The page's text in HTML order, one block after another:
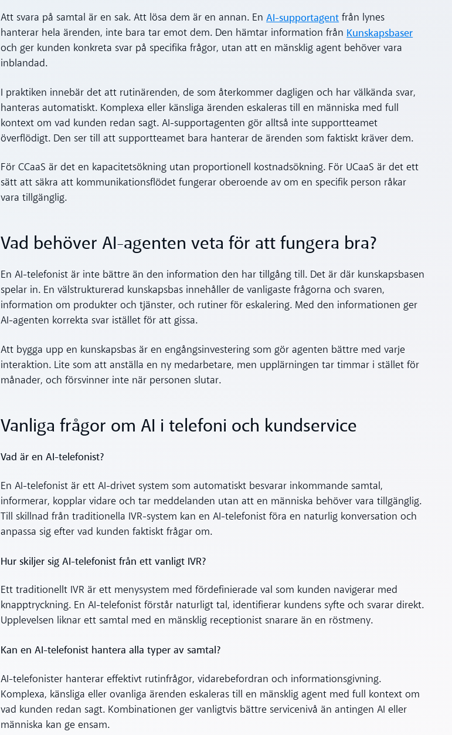
Att svara på samtal är en sak. Att lösa dem är en annan. EnAI-supportagent från lynes
hanterar hela ärenden, inte bara tar emot dem. Den hämtar information från Kunskapsbaser
och ger kunden konkreta svar på specifika frågor, utan att en mänsklig agent behöver vara
inblandad.
I praktiken innebär det att rutinärenden, de som återkommer dagligen och har välkända svar,
hanteras automatiskt. Komplexa eller känsliga ärenden eskaleras till en människa med full
kontext om vad kunden redan sagt. AI-supportagenten gör alltså inte supportteamet
överflödigt. Den ser till att supportteamet bara hanterar de ärenden som faktiskt kräver dem.
För CCaaS är det en kapacitetsökning utan proportionell kostnadsökning. För UCaaS är det ett
sätt att säkra att kommunikationsflödet fungerar oberoende av om en specifik person råkar
vara tillgänglig.
Vad behöver AI-agenten veta för att fungera bra?
En AI-telefonist är inte bättre än den information den har tillgång till. Det är där kunskapsbasen
spelar in. En välstrukturerad kunskapsbas innehåller de vanligaste frågorna och svaren,
information om produkter och tjänster, och rutiner för eskalering. Med den informationen ger
AI-agenten korrekta svar istället för att gissa.
Att bygga upp en kunskapsbas är en engångsinvestering som gör agenten bättre med varje
interaktion. Lite som att anställa en ny medarbetare, men upplärningen tar timmar i stället för
månader, och försvinner inte när personen slutar.
Vanliga frågor om AI i telefoni och kundservice
Vad är en AI-telefonist?
En AI-telefonist är ett AI-drivet system som automatiskt besvarar inkommande samtal,
informerar, kopplar vidare och tar meddelanden utan att en människa behöver vara tillgänglig.
Till skillnad från traditionella IVR-system kan en AI-telefonist föra en naturlig konversation och
anpassa sig efter vad kunden faktiskt frågar om.
Hur skiljer sig AI-telefonist från ett vanligt IVR?
Ett traditionellt IVR är ett menysystem med fördefinierade val som kunden navigerar med
knapptryckning. En AI-telefonist förstår naturligt tal, identifierar kundens syfte och svarar direkt.
Upplevelsen liknar ett samtal med en mänsklig receptionist snarare än en röstmeny.
Kan en AI-telefonist hantera alla typer av samtal?
AI-telefonister hanterar effektivt rutinfrågor, vidarebefordran och informationsgivning.
Komplexa, känsliga eller ovanliga ärenden eskaleras till en mänsklig agent med full kontext om
vad kunden redan sagt. Kombinationen ger vanligtvis bättre servicenivå än antingen AI eller
människa kan ge ensam.